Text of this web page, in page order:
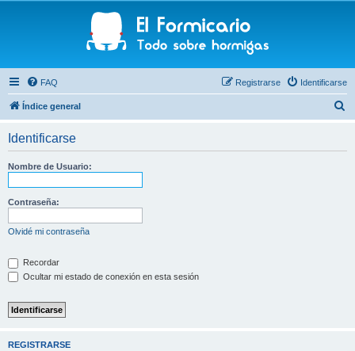
FAQ Identificarse
Registrarse
Índice general
Identificarse
Nombre de Usuario:
Contraseña:
Olvidé mi contraseña
Recordar
Ocultar mi estado de conexión en esta sesión
REGISTRARSE